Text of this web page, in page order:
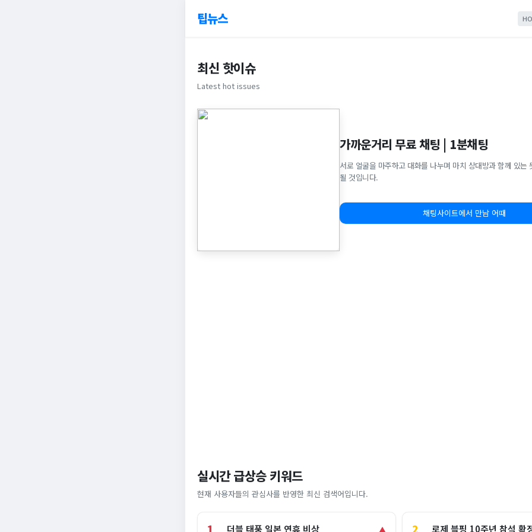
팁뉴스
최신 핫이슈
Latest hot issues
가까운거리 무료 채팅 | 1분채팅
서로 얼굴을 마주하고 대화를 나누며 마치 상대방과 함께 있는
될 것입니다.
채팅사이트에서 만남 어때
실시간 급상승 키워드
현재 사용자들의 관심사를 반영한 최신 검색어입니다.
더블 태풍 일본 연휴 비상 ▲ 2 로제 블핑 10주년 참석 확